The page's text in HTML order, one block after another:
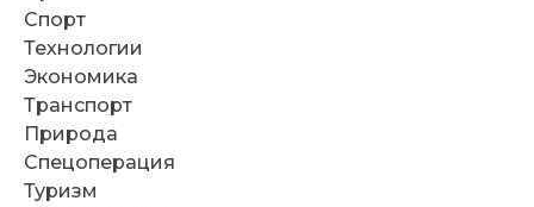
Спорт
Технологии
Экономика
Транспорт
Природа
Спецоперация
Туризм